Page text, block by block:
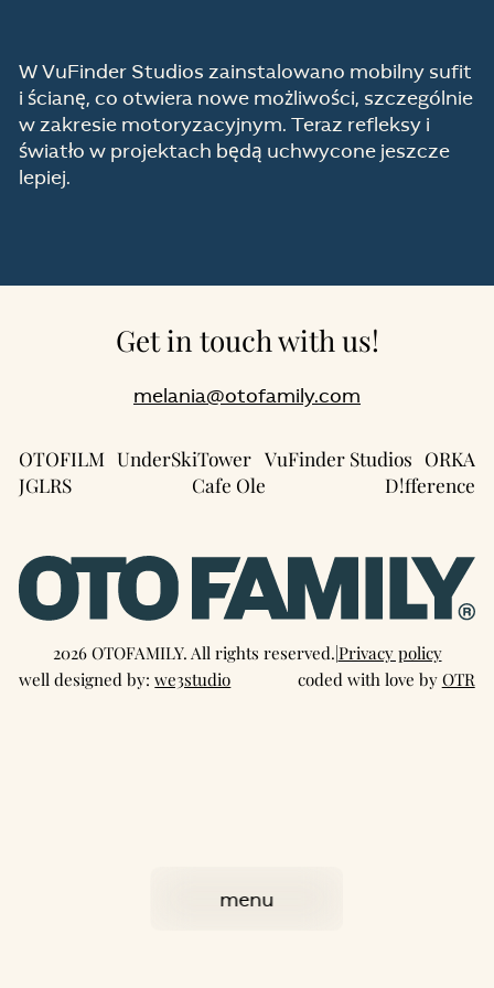
menu
W VuFinder Studios zainstalowano mobilny sufit
i ścianę, co otwiera nowe możliwości, szczególnie
w zakresie motoryzacyjnym. Teraz refleksy i
światło w projektach będą uchwycone jeszcze
lepiej.
Get in touch with us!
melania@otofamily.com
OTOFILM UnderSkiTower VuFinder Studios ORKA
JGLRS
Cafe Ole D!fference
2026 OTOFAMILY. All rights reserved. Privacy policy
well designed by:we3studio coded with love by OTR